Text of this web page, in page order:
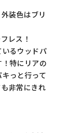
装色はブリ
レス！
るウッドパ
特にリアの
っと行って
非常にきれ